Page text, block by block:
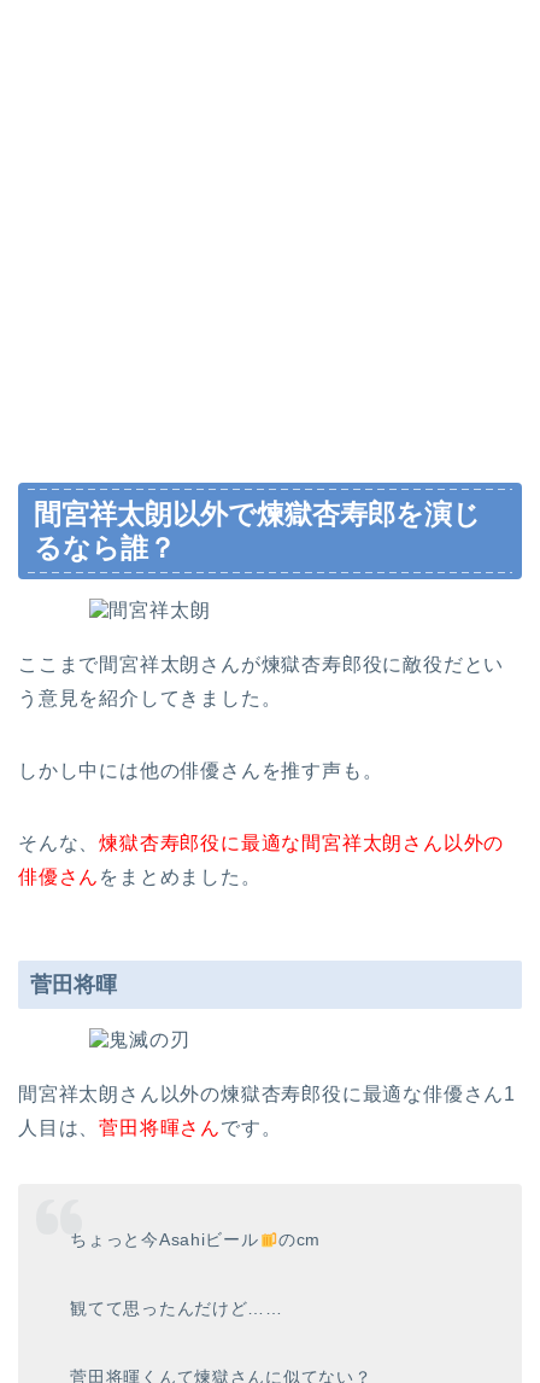
間宮祥太朗以外で煉獄杏寿郎を演じ
るなら誰？
ここまで間宮祥太朗さんが煉獄杏寿郎役に敵役だとい
う意見を紹介してきました。
しかし中には他の俳優さんを推す声も。
そんな、煉獄杏寿郎役に最適な間宮祥太朗さん以外の
俳優さん をまとめました。
菅田将暉
間宮祥太朗さん以外の煉獄杏寿郎役に最適な俳優さん1
人目は、菅田将暉さんです。
ちょっと今Asahiビール のcm
観てて思ったんだけど……
菅田将暉くんて煉獄さんに似てない？